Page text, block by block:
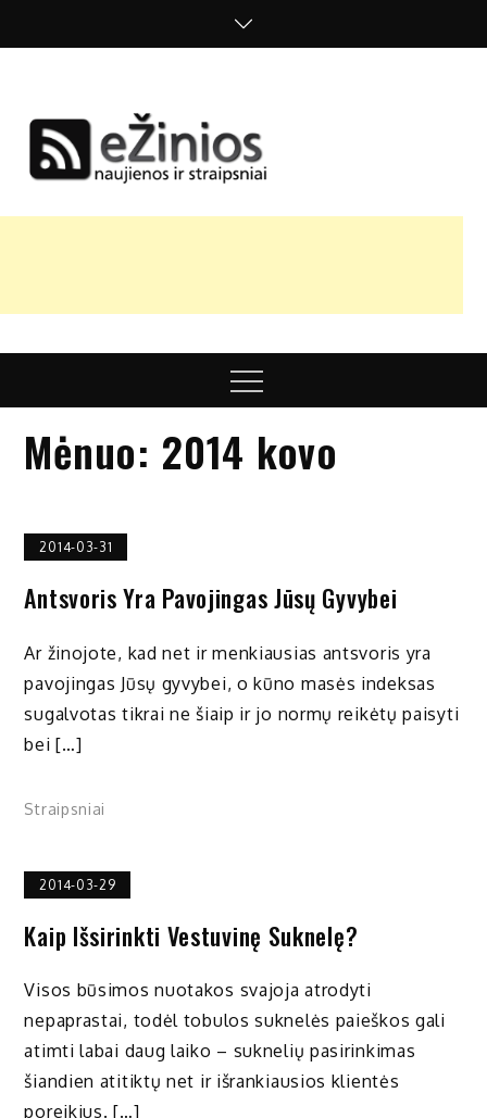
nuomonės
Menu
Mėnuo: 2014 kovo
2014-03-31
Antsvoris Yra Pavojingas Jūsų Gyvybei
Ar žinojote, kad net ir menkiausias antsvoris yra
pavojingas Jūsų gyvybei, o kūno masės indeksas
sugalvotas tikrai ne šiaip ir jo normų reikėtų paisyti
bei […]
Straipsniai
2014-03-29
Kaip Išsirinkti Vestuvinę Suknelę?
Visos būsimos nuotakos svajoja atrodyti
nepaprastai, todėl tobulos suknelės paieškos gali
atimti labai daug laiko – suknelių pasirinkimas
šiandien atitiktų net ir išrankiausios klientės
poreikius. […]